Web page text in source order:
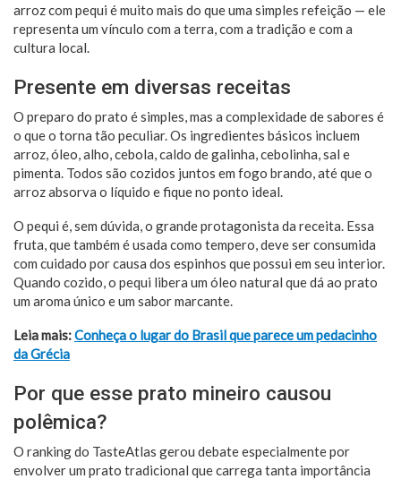
arroz com pequi é muito mais do que uma simples refeição — ele
representa um vínculo com a terra, com a tradição e com a
cultura local.
Presente em diversas receitas
O preparo do prato é simples, mas a complexidade de sabores é
o que o torna tão peculiar. Os ingredientes básicos incluem
arroz, óleo, alho, cebola, caldo de galinha, cebolinha, sal e
pimenta. Todos são cozidos juntos em fogo brando, até que o
arroz absorva o líquido e fique no ponto ideal.
O pequi é, sem dúvida, o grande protagonista da receita. Essa
fruta, que também é usada como tempero, deve ser consumida
com cuidado por causa dos espinhos que possui em seu interior.
Quando cozido, o pequi libera um óleo natural que dá ao prato
um aroma único e um sabor marcante.
Leia mais:Conheça o lugar do Brasil que parece um pedacinho
da Grécia
Por que esse prato mineiro causou
polêmica?
O ranking do TasteAtlas gerou debate especialmente por
envolver um prato tradicional que carrega tanta importância